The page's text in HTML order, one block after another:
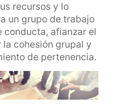
recursos y lo
un grupo de trabajo
conducta, afianzar el
cohesión grupal y
de pertenencia.